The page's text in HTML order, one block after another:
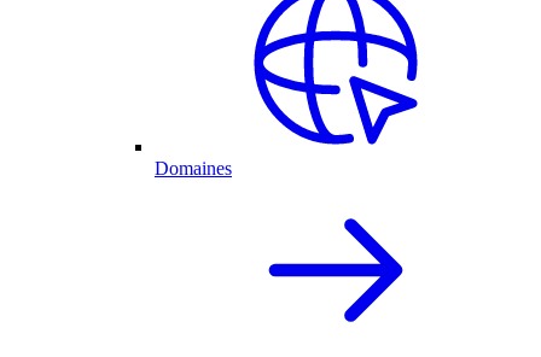
Domaines